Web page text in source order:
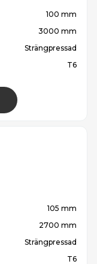
100 mm
3000 mm
Strängpressad
T6
105 mm
2700 mm
Strängpressad
T6